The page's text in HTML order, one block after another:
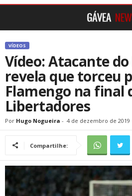
VÍDEOS
Vídeo: Atacante
revela que torceu
Flamengo na final
Libertadores
Por Hugo Nogueira - 4 de dezembro de 2019
Compartilhe: